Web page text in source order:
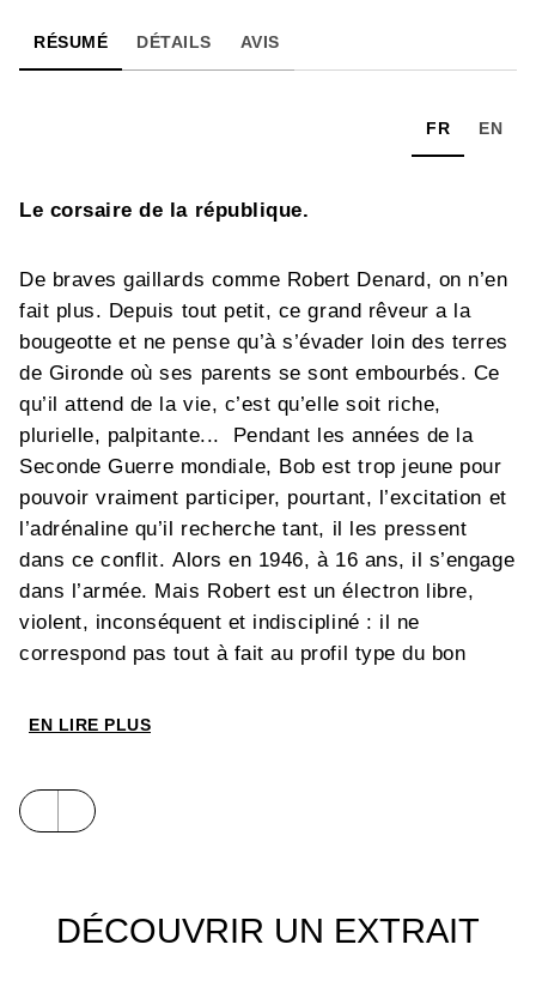
RÉSUMÉ DÉTAILS AVIS
FR EN
Le corsaire de la république.
De braves gaillards comme Robert Denard, on n’en
fait plus. Depuis tout petit, ce grand rêveur a la
bougeotte et ne pense qu’à s’évader loin des terres
de Gironde où ses parents se sont embourbés. Ce
qu’il attend de la vie, c’est qu’elle soit riche,
plurielle, palpitante... Pendant les années de la
Seconde Guerre mondiale, Bob est trop jeune pour
pouvoir vraiment participer, pourtant, l’excitation et
l’adrénaline qu’il recherche tant, il les pressent
dans ce conflit. Alors en 1946, à 16 ans, il s’engage
dans l’armée. Mais Robert est un électron libre,
violent, inconséquent et indiscipliné : il ne
correspond pas tout à fait au profil type du bon
après avoir fait le plein d’exotisme, de sensations
rien à lui offrir, mais ce n’est que le début de
l’histoire. Très bientôt, quand la France aura besoin
Afrique, le processus de décolonisation pointe le
EN LIRE PLUS
DÉCOUVRIR UN EXTRAIT